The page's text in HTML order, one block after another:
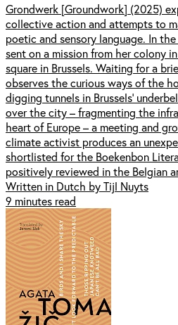
Grondwerk [Groundwork] (2025)
collective action and attempts to
poetic and sensory language. In
sent on a mission from her colony
square in Brussels. Waiting for a
observes the curious ways of the
digging tunnels in Brussels’
over the city – fragmenting the
heart of Europe – a meeting and
climate activist produces an
shortlisted for the Boekenbon
positively reviewed in the Belgian
Written in Dutch by Tijl Nuyts
9 minutes read